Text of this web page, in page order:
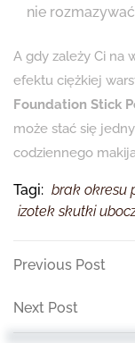
nie
A gdy zależy Ci na
efektu ciężkiej
Foundation Stick
może stać się
codziennego
Tagi: brak okresu
izotek skutki
Nawigacja
wpisu
Previous
Previous Post
Next
Next Post